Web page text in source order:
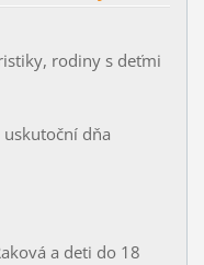
rodiny s deťmi
uskutoční dňa
a deti do 18